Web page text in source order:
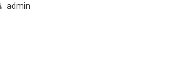
admin